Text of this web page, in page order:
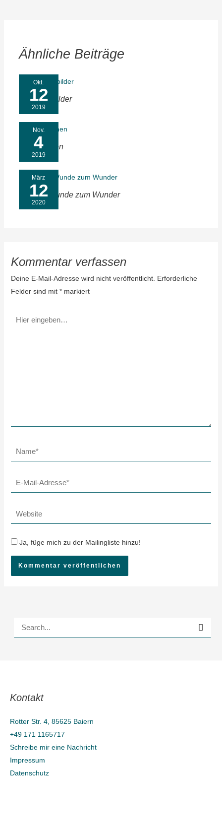
Ähnliche Beiträge
Okt.
12
2019
Symptombilder
Nov.
4
2019
Türen öffnen
März
12
2020
Von der Wunde zum Wunder
Kommentar verfassen
Deine E-Mail-Adresse wird nicht veröffentlicht. Erforderliche
Felder sind mit *markiert
Name*
E-
Mail-
Website
Ja, füge mich zu der Mailingliste hinzu!
c
n
a
c
h
:
Kontakt
Rotter Str. 4, 85625 Baiern
+49 171 1165717
Schreibe mir eine Nachricht
Impressum
Datenschutz